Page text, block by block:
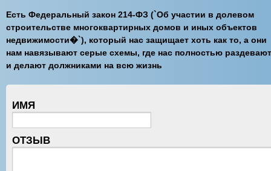
Есть Федеральный закон 214-ФЗ (`Об участии в долевом
строительстве многоквартирных домов и иных объектов
недвижимости�`), который нас защищает хоть как то, а они
нам навязывают серые схемы, где нас полностью раздевают
и делают должниками на всю жизнь
ИМЯ
ОТЗЫВ